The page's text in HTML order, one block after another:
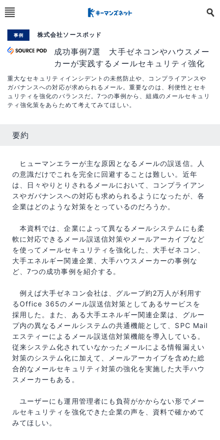
事例 株式会社ソースポッド
成功事例7選 大手ゼネコンやハウスメー
カーが実践するメールセキュリティ強化
重大なセキュリティインシデントの未然防止や、コンプライアンスや
ガバナンスへの対応が求められるメール。重要なのは、利便性とセキ
ュリティを強化のバランスだ。7つの事例から、組織のメールセキュリ
ティ強化策をあらためて考えてみてほしい。
要約
ヒューマンエラーが主な原因となるメールの誤送信。人
の意識だけでこれを完全に回避することは難しい。近年
は、日々やりとりされるメールにおいて、コンプライアン
スやガバナンスへの対応も求められるようになったが、各
企業はどのような対策をとっているのだろうか。
本資料では、企業によって異なるメールシステムにも柔
軟に対応できるメール誤送信対策やメールアーカイブなど
を使ってメールセキュリティを強化した、大手ゼネコン、
大手エネルギー関連企業、大手ハウスメーカーの事例な
ど、7つの成功事例を紹介する。
例えば大手ゼネコン会社は、グループ約2万人が利用す
るOffice 365のメール誤送信対策としてあるサービスを
採用した。また、ある大手エネルギー関連企業は、グルー
プ内の異なるメールシステムの共通機能として、SPC Mail
エスティーによるメール誤送信対策機能を導入している。
従来システム化されていなかったメールによる情報漏えい
対策のシステム化に加えて、メールアーカイブを含めた総
合的なメールセキュリティ対策の強化を実施した大手ハウ
スメーカーもある。
ユーザーにも運用管理者にも負荷がかからない形でメー
ルセキュリティを強化できた企業の声を、資料で確かめて
みてほしい。